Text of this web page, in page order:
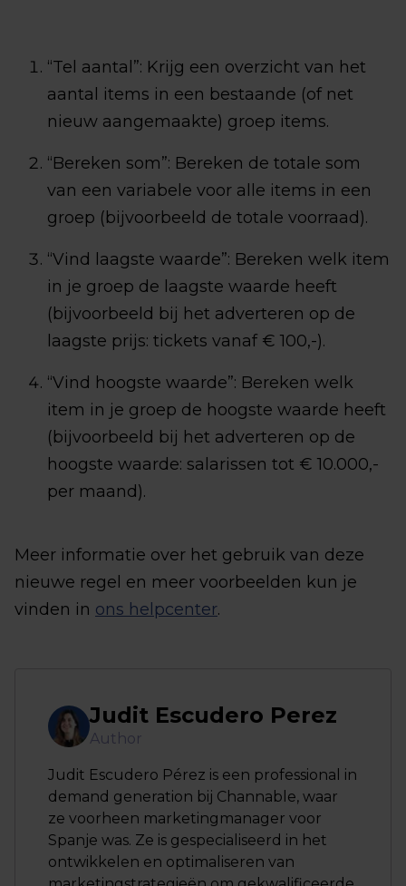
“Tel aantal”: Krijg een overzicht van het
aantal items in een bestaande (of net
nieuw aangemaakte) groep items.
“Bereken som”: Bereken de totale som
van een variabele voor alle items in een
groep (bijvoorbeeld de totale voorraad).
“Vind laagste waarde”: Bereken welk item
in je groep de laagste waarde heeft
(bijvoorbeeld bij het adverteren op de
laagste prijs: tickets vanaf € 100,-).
“Vind hoogste waarde”: Bereken welk
item in je groep de hoogste waarde heeft
(bijvoorbeeld bij het adverteren op de
hoogste waarde: salarissen tot € 10.000,-
per maand).
Meer informatie over het gebruik van deze
nieuwe regel en meer voorbeelden kun je
vinden in ons helpcenter.
Judit Escudero Perez
Author
Judit Escudero Pérez is een professional in
demand generation bij Channable, waar
ze voorheen marketingmanager voor
Spanje was. Ze is gespecialiseerd in het
ontwikkelen en optimaliseren van